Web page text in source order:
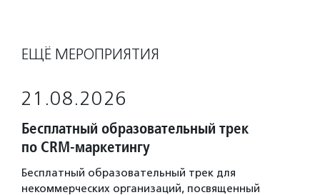
ЕЩЁ МЕРОПРИЯТИЯ
21.08.2026
Бесплатный образовательный трек
по CRM-маркетингу
Бесплатный образовательный трек для
некоммерческих организаций, посвященный